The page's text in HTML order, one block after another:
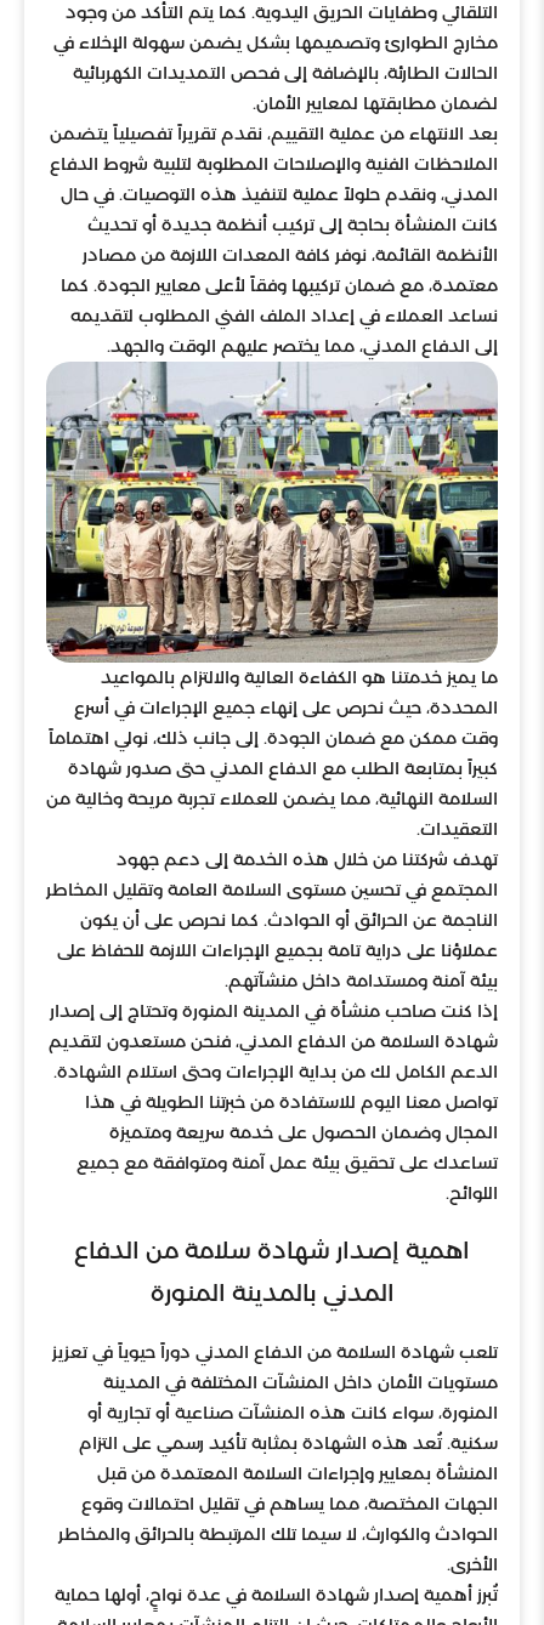
التلقائي وطفايات الحريق اليدوية. كما يتم التأكد من وجود
مخارج الطوارئ وتصميمها بشكل يضمن سهولة الإخلاء في
الحالات الطارئة، بالإضافة إلى فحص التمديدات الكهربائية
لضمان مطابقتها لمعايير الأمان.
بعد الانتهاء من عملية التقييم، نقدم تقريراً تفصيلياً يتضمن
الملاحظات الفنية والإصلاحات المطلوبة لتلبية شروط الدفاع
المدني، ونقدم حلولاً عملية لتنفيذ هذه التوصيات. في حال
كانت المنشأة بحاجة إلى تركيب أنظمة جديدة أو تحديث
الأنظمة القائمة، نوفر كافة المعدات اللازمة من مصادر
معتمدة، مع ضمان تركيبها وفقاً لأعلى معايير الجودة. كما
نساعد العملاء في إعداد الملف الفني المطلوب لتقديمه
إلى الدفاع المدني، مما يختصر عليهم الوقت والجهد.
ما يميز خدمتنا هو الكفاءة العالية والالتزام بالمواعيد
المحددة، حيث نحرص على إنهاء جميع الإجراءات في أسرع
وقت ممكن مع ضمان الجودة. إلى جانب ذلك، نولي اهتماماً
كبيراً بمتابعة الطلب مع الدفاع المدني حتى صدور شهادة
السلامة النهائية، مما يضمن للعملاء تجربة مريحة وخالية من
التعقيدات.
تهدف شركتنا من خلال هذه الخدمة إلى دعم جهود
المجتمع في تحسين مستوى السلامة العامة وتقليل المخاطر
الناجمة عن الحرائق أو الحوادث. كما نحرص على أن يكون
عملاؤنا على دراية تامة بجميع الإجراءات اللازمة للحفاظ على
بيئة آمنة ومستدامة داخل منشآتهم.
إذا كنت صاحب منشأة في المدينة المنورة وتحتاج إلى إصدار
شهادة السلامة من الدفاع المدني، فنحن مستعدون لتقديم
الدعم الكامل لك من بداية الإجراءات وحتى استلام الشهادة.
تواصل معنا اليوم للاستفادة من خبرتنا الطويلة في هذا
المجال وضمان الحصول على خدمة سريعة ومتميزة
تساعدك على تحقيق بيئة عمل آمنة ومتوافقة مع جميع
اللوائح.
اهمية إصدار شهادة سلامة من الدفاع
المدني بالمدينة المنورة
تلعب شهادة السلامة من الدفاع المدني دوراً حيوياً في تعزيز
مستويات الأمان داخل المنشآت المختلفة في المدينة
المنورة، سواء كانت هذه المنشآت صناعية أو تجارية أو
سكنية. تُعد هذه الشهادة بمثابة تأكيد رسمي على التزام
المنشأة بمعايير وإجراءات السلامة المعتمدة من قبل
الجهات المختصة، مما يساهم في تقليل احتمالات وقوع
الحوادث والكوارث، لا سيما تلك المرتبطة بالحرائق والمخاطر
الأخرى.
تُبرز أهمية إصدار شهادة السلامة في عدة نواحٍ، أولها حماية